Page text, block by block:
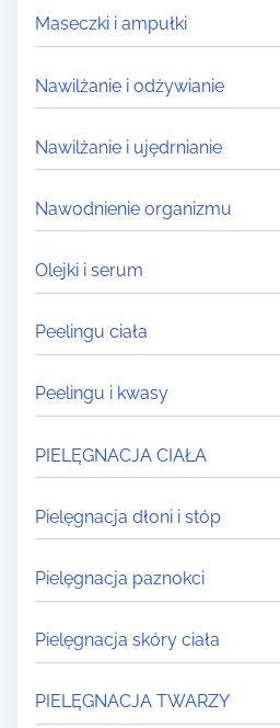
Maseczki i ampułki
Nawilżanie i odżywianie
Nawilżanie i ujędrnianie
Nawodnienie organizmu
Olejki i serum
Peelingu ciała
Peelingu i kwasy
PIELĘGNACJA CIAŁA
Pielęgnacja dłoni i stóp
Pielęgnacja paznokci
Pielęgnacja skóry ciała
PIELĘGNACJA TWARZY